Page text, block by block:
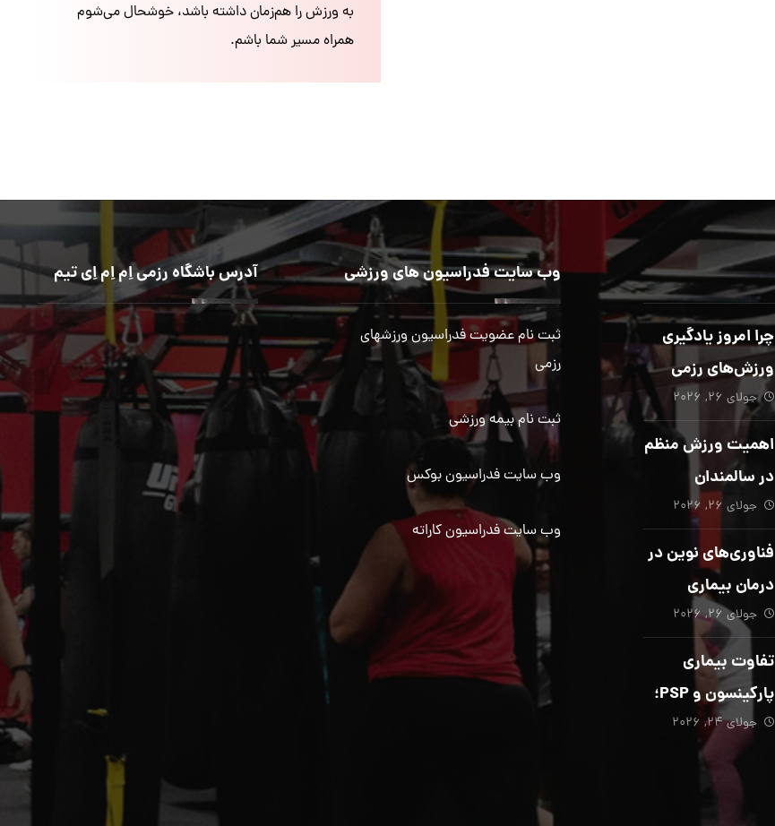
به ورزش را هم‌زمان داشته باشد، خوشحال می‌شوم
همراه مسیر شما باشم.
چرا امروز یادگیری
ورزش‌های رزمی
بیش از هر زمان
دیگری ضروری
است؟
جولای ۲۶, ۲۰۲۶
اهمیت ورزش منظم
در سالمندان
جولای ۲۶, ۲۰۲۶
فناوری‌های نوین در
درمان بیماری
پارکینسون؛ از هوش
مصنوعی تا تحریک
عمقی مغز
جولای ۲۶, ۲۰۲۶
تفاوت بیماری
پارکینسون و PSP؛
از تشخیص تا
توانبخشی تخصصی
در منزل_بخش پنجم
جولای ۲۴, ۲۰۲۶
وب سایت فدراسیون های ورزشی
ثبت نام عضویت فدراسیون ورزشهای
رزمی
ثبت نام بیمه ورزشی
وب سایت فدراسیون بوکس
وب سایت فدراسیون کاراته
آدرس باشگاه رزمی اِم اِم اِی تیم